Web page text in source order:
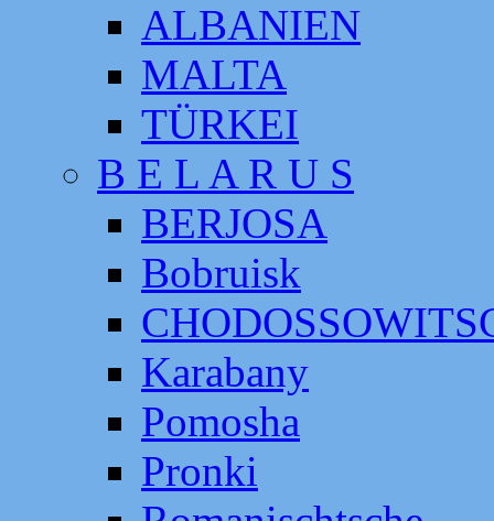
ALBANIEN
MALTA
TÜRKEI
B E L A R U S
BERJOSA
Bobruisk
Karabany
Pomosha
Pronki